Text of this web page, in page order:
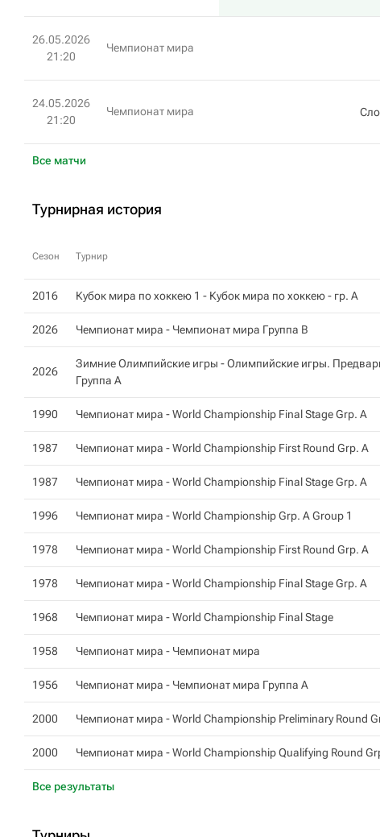
Все матчи
26.05.2026
21:20
Чемпионат мира
24.05.2026
21:20
Чемпионат мира
Турнирная история
Сезон Турнир
2016 Кубок мира по хоккею 1 - Кубок мира по хоккею - гр. A
2026 Чемпионат мира - Чемпионат мира Группа B
2026
Зимние Олимпийские игры - Олимпийские игры.
Группа A
1990 Чемпионат мира -World Championship Final Stage Grp. A
1987 Чемпионат мира -World Championship First Round Grp. A
1987 Чемпионат мира -World Championship Final Stage Grp. A
1996 Чемпионат мира -World Championship Grp. A Group 1
1978 Чемпионат мира -World Championship First Round Grp. A
1978 Чемпионат мира -World Championship Final Stage Grp. A
1968 Чемпионат мира -World Championship Final Stage
1958 Чемпионат мира - Чемпионат мира
1956 Чемпионат мира - Чемпионат мира Группа A
2000 Чемпионат мира -World Championship Preliminary Round
2000 Чемпионат мира -World Championship Qualifying Round
Все результаты